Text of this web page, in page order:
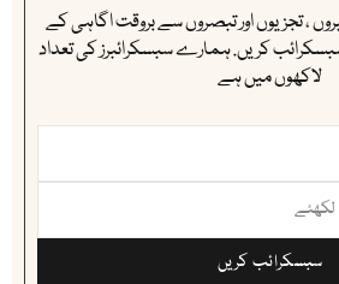
، تجزیوں اور تبصروں سے بروقت اگاہی کے
کریں. ہمارے سبسکرائبرز کی تعداد
لاکھوں میں ہے
سبسکرائب کریں